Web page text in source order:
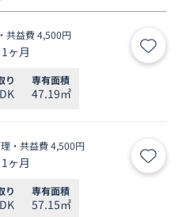
共益費 4,500円
1ヶ月 お気
り 専有面積
47.19㎡
・共益費 4,500円
1ヶ月 お気
り 専有面積
57.15㎡